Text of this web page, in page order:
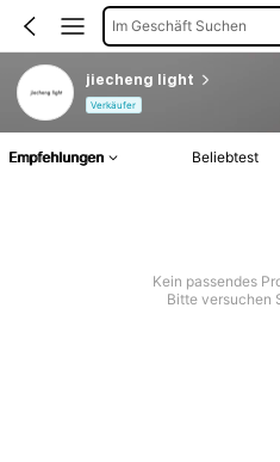
Im Geschäft Suchen
jiecheng light
Verkäufer
Empfehlungen Beliebtest
Kein passendes
Bitte versuchen